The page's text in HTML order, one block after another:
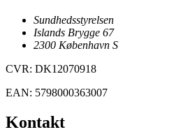
Sundhedsstyrelsen
Islands Brygge 67
2300 København S
CVR: DK12070918
EAN: 5798000363007
Kontakt